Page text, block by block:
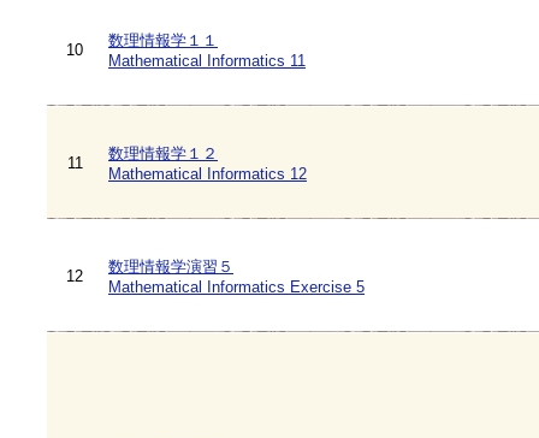
10
数理情報学１１
Mathematical Informatics 11
11
数理情報学１２
Mathematical Informatics 12
12
数理情報学演習５
Mathematical Informatics Exercise 5